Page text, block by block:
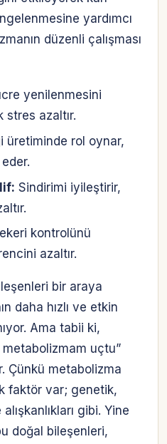
yardımcı
düzenli çalışması
yenilenmesini
stres azaltır.
üretiminde rol oynar,
Sindirimi iyileştirir,
kontrolünü
azaltır.
bir araya
daha hızlı ve etkin
Ama tabii ki,
uçtu”
Çünkü metabolizma
faktör var; genetik,
gibi. Yine
doğal bileşenleri,